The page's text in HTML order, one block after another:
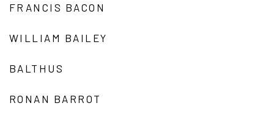
FRANCIS BACON
WILLIAM BAILEY
BALTHUS
RONAN BARROT